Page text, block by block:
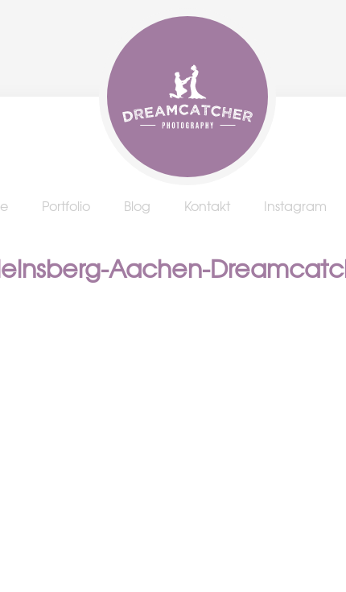
Portfolio Blog Kontakt Instagram
Aachen-